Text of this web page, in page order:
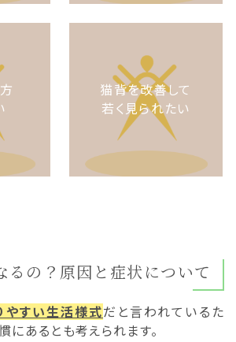
猫背を改善して
若く見られたい
るの？原因と症状について
やすい生活様式だと言われているた
にあるとも考えられます。